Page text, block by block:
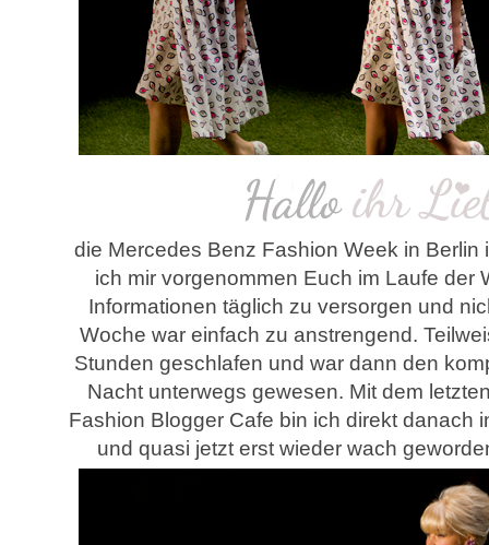
die Mercedes Benz Fashion Week in Berlin
ich mir vorgenommen Euch im Laufe der
Informationen täglich zu versorgen und
Woche war einfach zu anstrengend.
Stunden geschlafen und war dann den
Nacht unterwegs gewesen. Mit dem
Fashion Blogger Cafe bin ich direkt danach
und quasi jetzt erst wieder wach